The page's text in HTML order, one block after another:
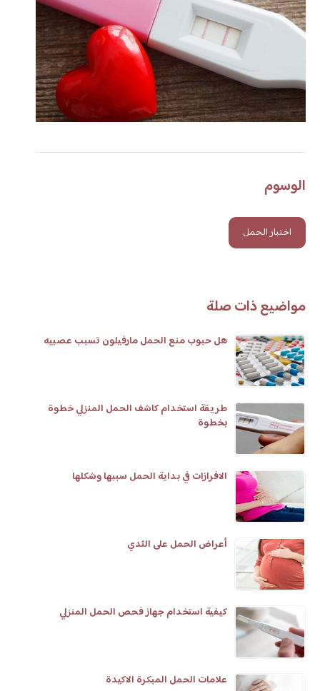
الوسوم
اختبار الحمل
مواضيع ذات صلة
هل حبوب منع الحمل مارفيلون تسبب عصبيه
طريقة استخدام كاشف الحمل المنزلي خطوة
بخطوة
الافرازات في بداية الحمل سببها وشكلها
أعراض الحمل على الثدي
كيفية استخدام جهاز فحص الحمل المنزلي
علامات الحمل المبكرة الاكيدة